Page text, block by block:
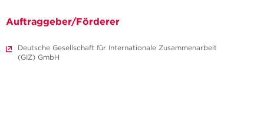
Auftraggeber/Förderer
Deutsche Gesellschaft für Internationale Zusammenarbeit
(GIZ) GmbH